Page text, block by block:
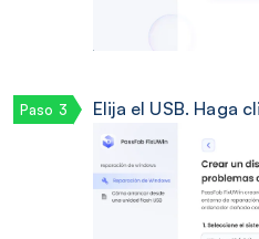
Elija el USB. Haga